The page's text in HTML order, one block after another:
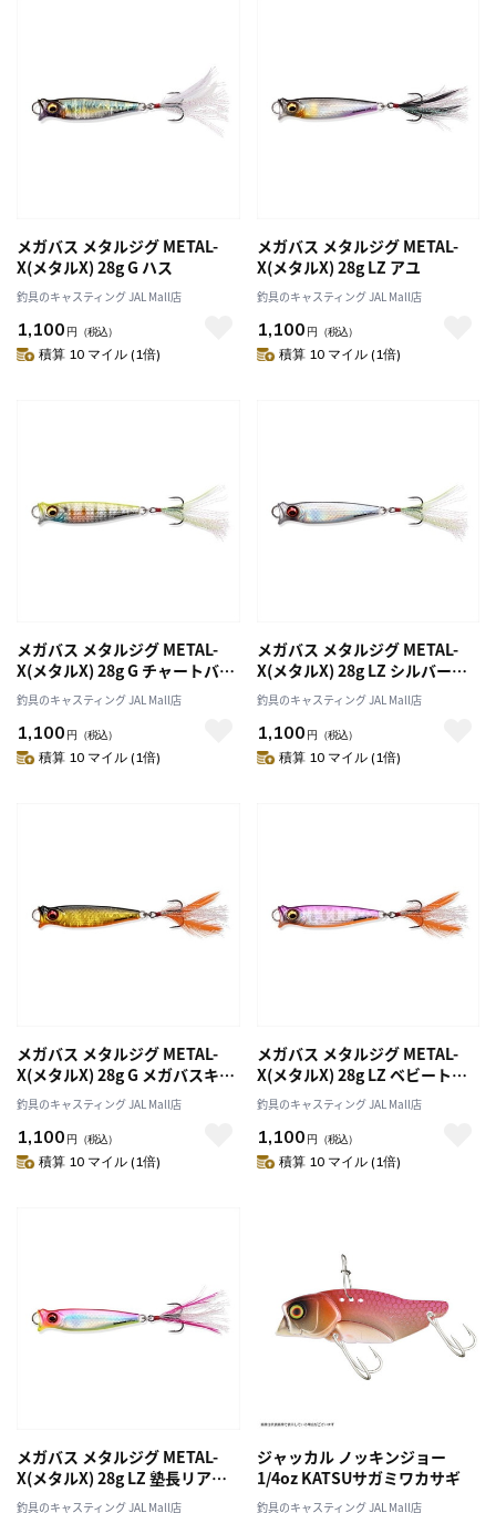
メガバス メタルジグ METAL-
X(メタルX) 28g G ハス
釣具のキャスティング JAL Mall店
1,100 円 （税込）
積算 10 マイル (1倍)
メガバス メタルジグ METAL-
X(メタルX) 28g LZ アユ
釣具のキャスティング JAL Mall店
1,100 円 （税込）
積算 10 マイル (1倍)
メガバス メタルジグ METAL-
X(メタルX) 28g G チャートバッ
クギル
釣具のキャスティング JAL Mall店
1,100 円 （税込）
積算 10 マイル (1倍)
メガバス メタルジグ METAL-
X(メタルX) 28g LZ シルバーシ
ャッド
釣具のキャスティング JAL Mall店
1,100 円 （税込）
積算 10 マイル (1倍)
メガバス メタルジグ METAL-
X(メタルX) 28g G メガバスキン
クロ
釣具のキャスティング JAL Mall店
1,100 円 （税込）
積算 10 マイル (1倍)
メガバス メタルジグ METAL-
X(メタルX) 28g LZ ベビートラ
ウト
釣具のキャスティング JAL Mall店
1,100 円 （税込）
積算 10 マイル (1倍)
メガバス メタルジグ METAL-
X(メタルX) 28g LZ 塾長リアク
ション
釣具のキャスティング JAL Mall店
ジャッカル ノッキンジョー
1/4oz KATSUサガミワカサギ
釣具のキャスティング JAL Mall店